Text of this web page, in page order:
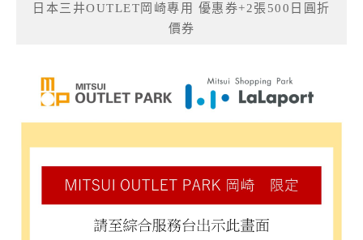
日本三井OUTLET岡崎專用 優惠券+2張500日圓折
價券